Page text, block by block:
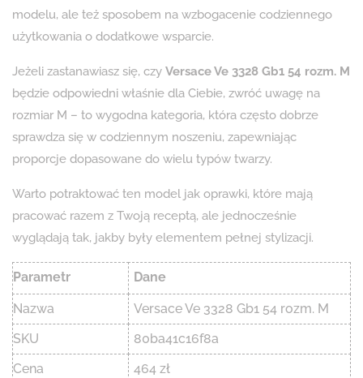
modelu, ale też sposobem na wzbogacenie codziennego
użytkowania o dodatkowe wsparcie.
Jeżeli zastanawiasz się, czy Versace Ve 3328 Gb1 54 rozm. M
będzie odpowiedni właśnie dla Ciebie, zwróć uwagę na
rozmiar M – to wygodna kategoria, która często dobrze
sprawdza się w codziennym noszeniu, zapewniając
proporcje dopasowane do wielu typów twarzy.
Warto potraktować ten model jak oprawki, które mają
pracować razem z Twoją receptą, ale jednocześnie
wyglądają tak, jakby były elementem pełnej stylizacji.
Parametr Dane
Nazwa
Versace Ve 3328 Gb1 54 rozm. M
SKU
80ba41c16f8a
Cena
464 zł